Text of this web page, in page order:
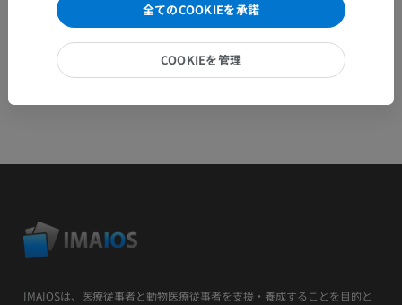
IMAIOSは、医療従事者と動物医療従事者を支援・養成することを目的と
全てのCOOKIEを承諾
COOKIEを管理